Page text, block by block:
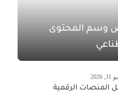
وسم المحتوى
المنصات الرقمية